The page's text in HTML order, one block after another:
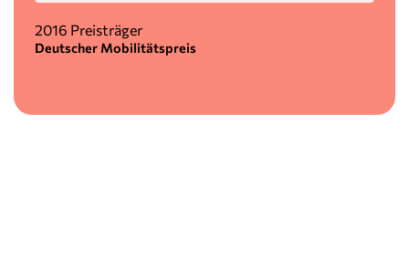
2016 Preisträger
Deutscher Mobilitätspreis